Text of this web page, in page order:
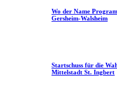
Wo der Name
Gersheim-Walsheim
Startschuss für die
Mittelstadt St. Ingbert